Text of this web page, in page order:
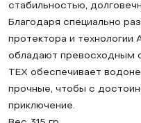
стабильностью,
Благодаря специально
протектора и технологии
обладают превосходным
TEX обеспечивает
прочные, чтобы с
приключение.